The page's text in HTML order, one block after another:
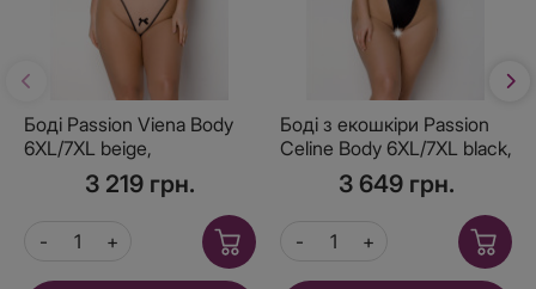
Боді Passion Viena Body
6XL/7XL beige,
контрастне, бантики,
вставка-сітка, відкриті
3 219 грн.
Боді з екошкіри Passion
Celine Body 6XL/7XL black,
з доступом, відкритий
3 649 грн.